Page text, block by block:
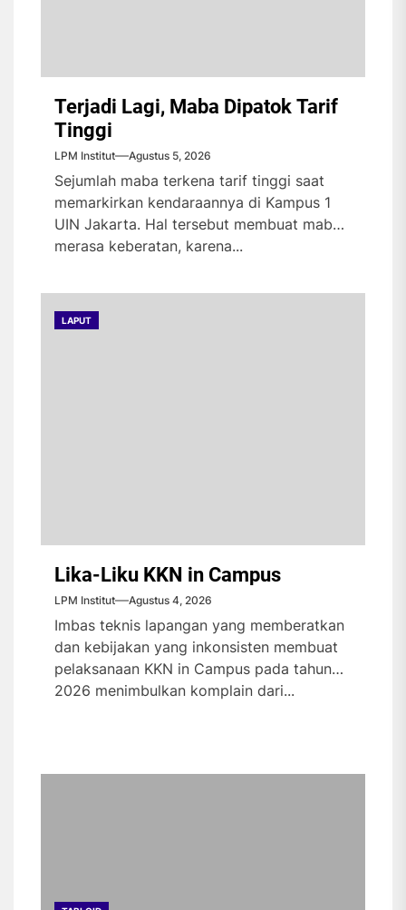
Terjadi Lagi, Maba Dipatok Tarif
Tinggi
LPM Institut Agustus 5, 2026
Sejumlah maba terkena tarif tinggi saat
memarkirkan kendaraannya di Kampus 1
UIN Jakarta. Hal tersebut membuat maba
merasa keberatan, karena...
LAPUT
Lika-Liku KKN in Campus
LPM Institut Agustus 4, 2026
Imbas teknis lapangan yang memberatkan
dan kebijakan yang inkonsisten membuat
pelaksanaan KKN in Campus pada tahun
2026 menimbulkan komplain dari...